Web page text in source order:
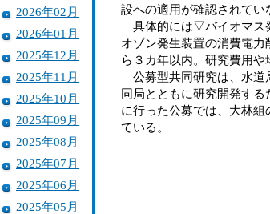
2026年02月
2026年01月
2025年12月
2025年11月
2025年10月
2025年09月
2025年08月
2025年07月
2025年06月
2025年05月
設への適用が確認されてい
具体的には▽バイオマス
オゾン発生装置の消費電
ら３カ年以内。研究費用や
公募型共同研究は、水道
同局とともに研究開発す
に行った公募では、大林
ている。